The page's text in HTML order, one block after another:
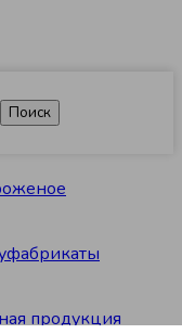
Поиск
продукция